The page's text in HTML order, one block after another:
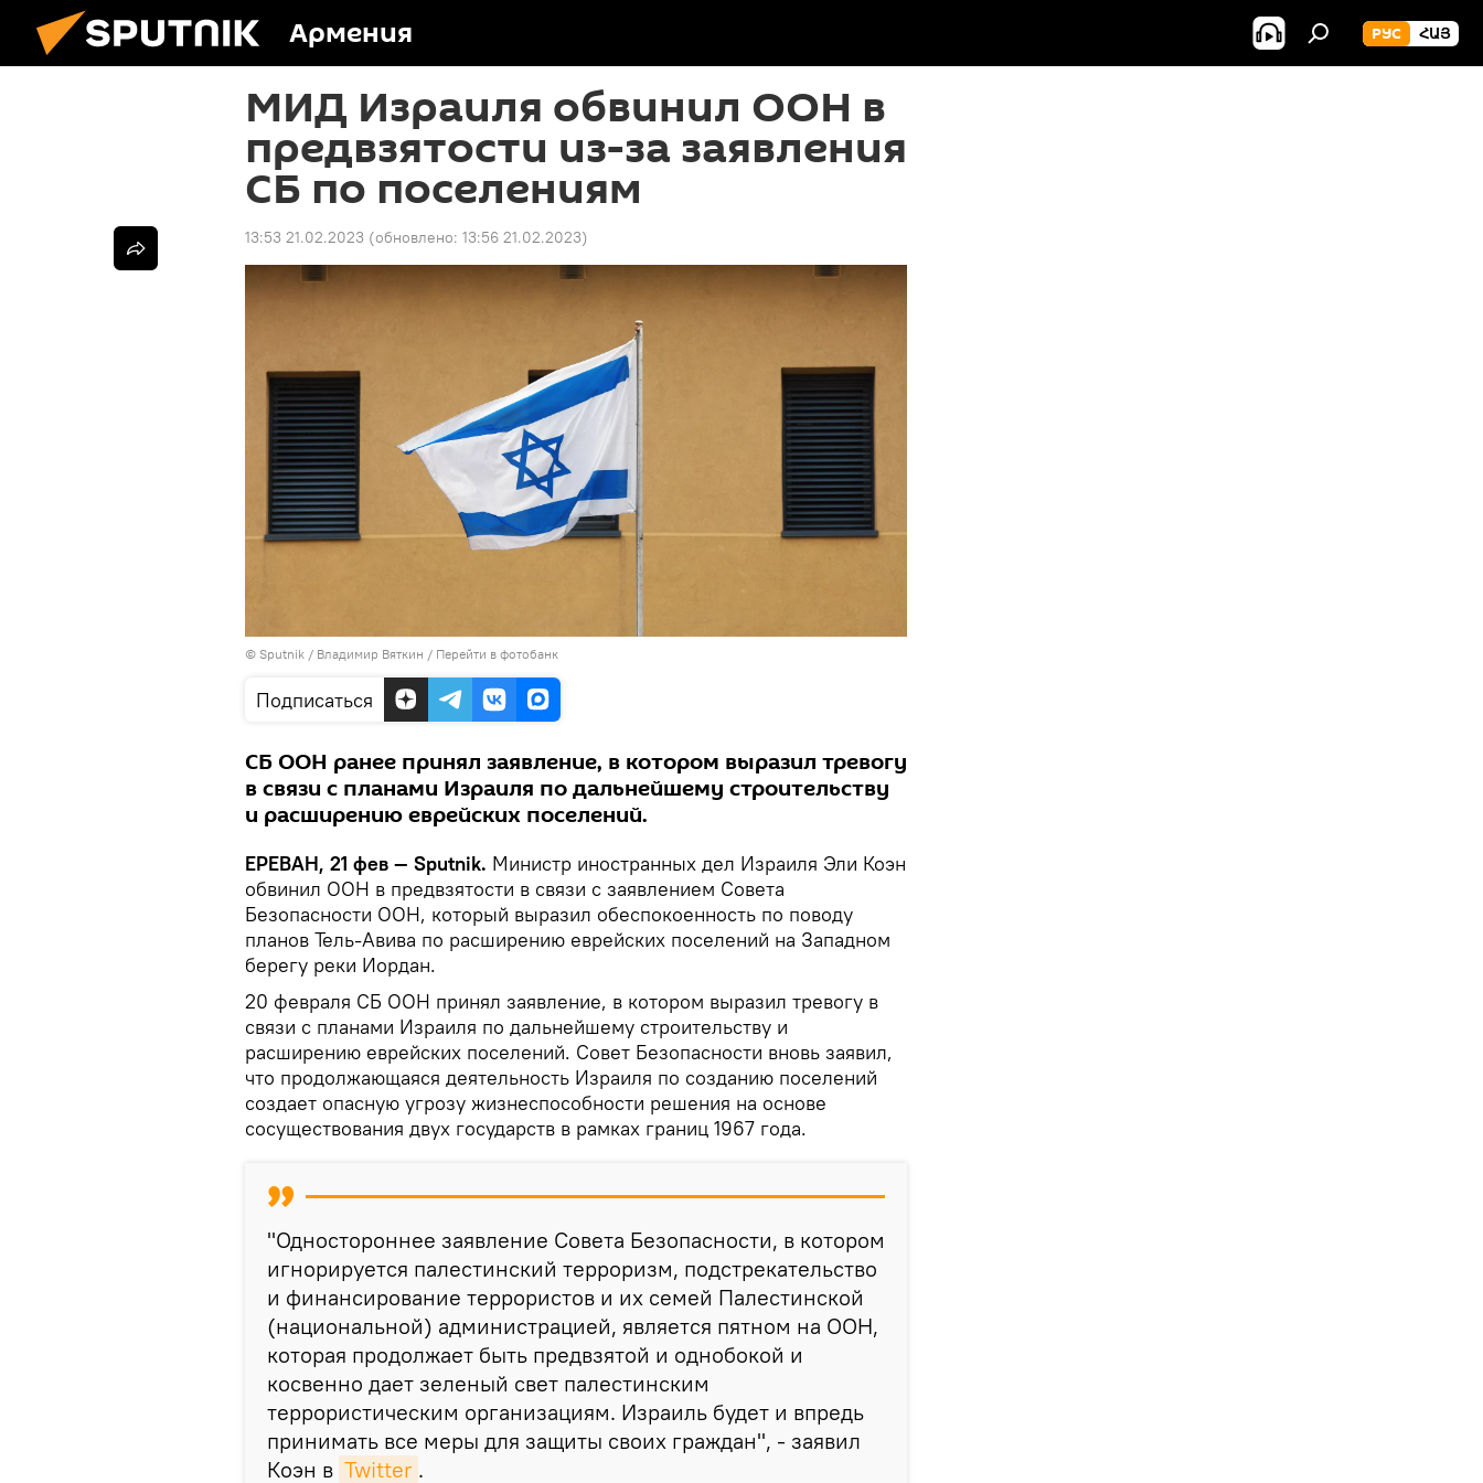
Армения РУС ՀԱՅ
МИД Израиля обвинил ООН в
предвзятости из-за заявления
СБ по поселениям
13:53 21.02.2023 (обновлено: 13:56 21.02.2023)
© Sputnik / Владимир Вяткин / Перейти в фотобанк
Подписаться
СБ ООН ранее принял заявление, в котором выразил тревогу
в связи с планами Израиля по дальнейшему строительству
и расширению еврейских поселений.
ЕРЕВАН, 21 фев — Sputnik. Министр иностранных дел Израиля Эли Коэн
обвинил ООН в предвзятости в связи с заявлением Совета
Безопасности ООН, который выразил обеспокоенность по поводу
планов Тель-Авива по расширению еврейских поселений на Западном
берегу реки Иордан.
20 февраля СБ ООН принял заявление, в котором выразил тревогу в
связи с планами Израиля по дальнейшему строительству и
расширению еврейских поселений. Совет Безопасности вновь заявил,
что продолжающаяся деятельность Израиля по созданию поселений
создает опасную угрозу жизнеспособности решения на основе
сосуществования двух государств в рамках границ 1967 года.
"Одностороннее заявление Совета Безопасности, в котором
игнорируется палестинский терроризм, подстрекательство
и финансирование террористов и их семей Палестинской
(национальной) администрацией, является пятном на ООН,
которая продолжает быть предвзятой и однобокой и
косвенно дает зеленый свет палестинским
террористическим организациям. Израиль будет и впредь
принимать все меры для защиты своих граждан", - заявил
Коэн в Twitter .